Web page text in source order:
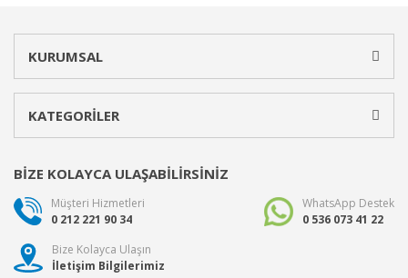
KURUMSAL
KATEGORİLER
BİZE KOLAYCA ULAŞABİLİRSİNİZ
Müşteri Hizmetleri
0 212 221 90 34
WhatsApp Destek
0 536 073 41 22
Bize Kolayca Ulaşın
İletişim Bilgilerimiz